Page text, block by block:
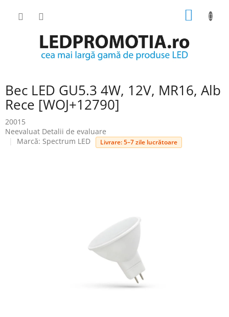
COŞ
Bec LED GU5.3 4W, 12V, MR16, Alb
Rece [WOJ+12790]
20015
Evaluarea
medie
Neevaluat Detalii de evaluare
Marcă: Spectrum LED Livrare: 5–7 zile lucrătoare